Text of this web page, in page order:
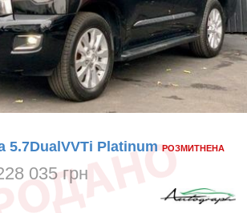
5.7DualVVTi Platinum РОЗМИТНЕНА
035 грн